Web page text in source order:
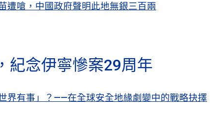
遭嗆，中國政府聲明此地無銀三百兩
界有事」？——在全球安全地緣劇變中的戰略抉擇
紀念伊寧慘案29周年